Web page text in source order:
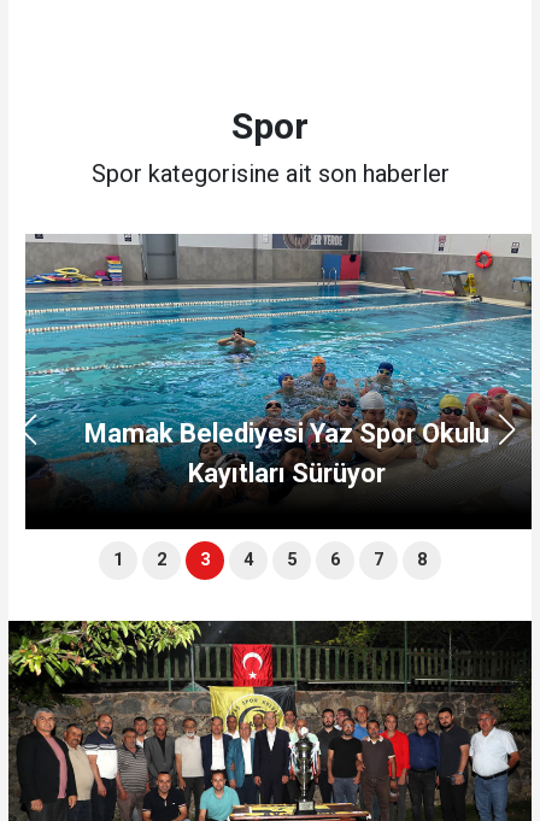
Spor
Spor kategorisine ait son haberler
Mamak Belediyesi Yaz Spor Okulu
Kayıtları Sürüyor
1 2 3 4 5 6 7 8